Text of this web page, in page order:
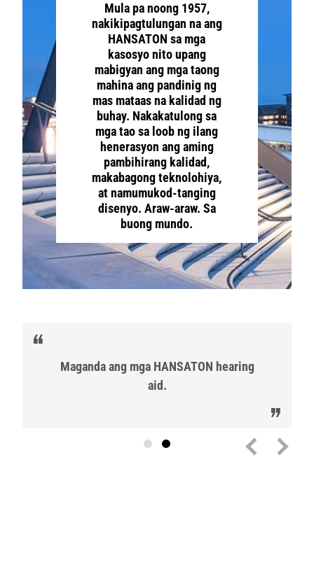
Mula pa noong 1957,
nakikipagtulungan na ang
HANSATON sa mga
kasosyo nito upang
mabigyan ang mga taong
mahina ang pandinig ng
mas mataas na kalidad ng
buhay. Nakakatulong sa
mga tao sa loob ng ilang
henerasyon ang aming
pambihirang kalidad,
makabagong teknolohiya,
at namumukod-tanging
disenyo. Araw-araw. Sa
buong mundo.
Maganda ang mga HANSATON hearing
aid.